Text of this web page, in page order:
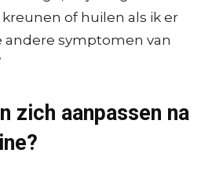
of huilen als ik er
andere symptomen van
zich aanpassen na